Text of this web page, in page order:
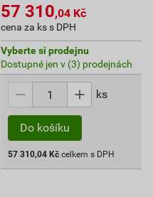
57 310,04 Kč
cena za ks s DPH
Vyberte si prodejnu
Dostupné jen v (3) prodejnách
ks
Do košíku
57 310,04 Kč celkem s DPH